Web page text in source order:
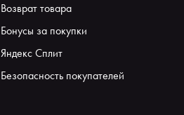
Возврат товара
Бонусы за покупки
Яндекс Сплит
Безопасность покупателей